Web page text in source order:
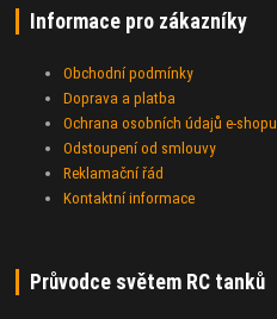
Informace pro zákazníky
Obchodní podmínky
Doprava a platba
Ochrana osobních údajů e-shopu
Odstoupení od smlouvy
Reklamační řád
Kontaktní informace
Průvodce světem RC tanků